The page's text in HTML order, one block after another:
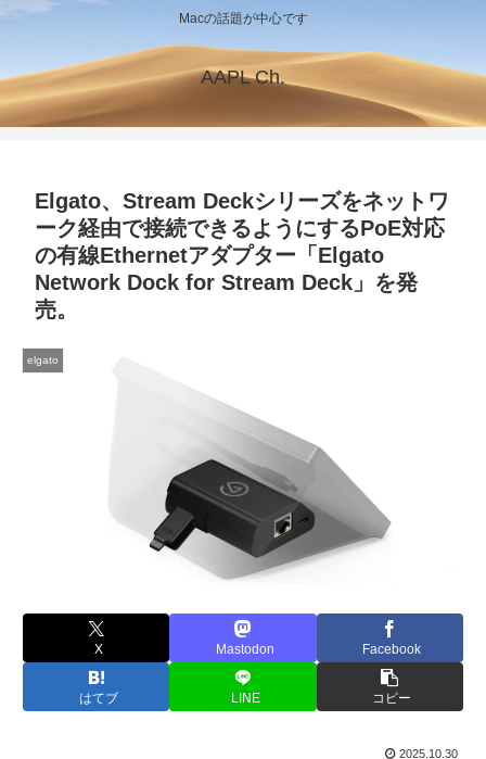
Macの話題が中心です
AAPL Ch.
Elgato、Stream Deckシリーズをネットワ
ーク経由で接続できるようにするPoE対応
の有線Ethernetアダプター「Elgato
Network Dock for Stream Deck」を発
売。
elgato
X Mastodon Facebook
はてブ LINE コピー
2025.10.30